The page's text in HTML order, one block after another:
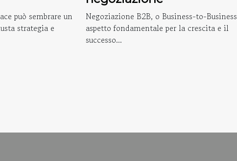
può sembrare un
strategia e
Negoziazione B2B, o Business-to-
aspetto fondamentale per la crescita e il
successo...